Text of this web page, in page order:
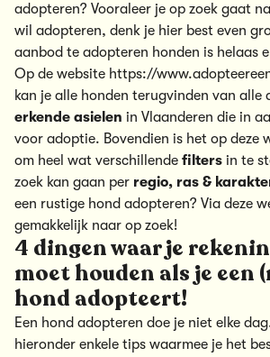
adopteren? Vooraleer je op zoek gaat
wil adopteren, denk je hier best even
aanbod te adopteren honden is helaas
Op de website https://
kan je alle honden terugvinden van alle
erkende asielen in Vlaanderen die in
voor adoptie. Bovendien is het op deze
om heel wat verschillende filters in te
zoek kan gaan per regio, ras &
een rustige hond adopteren? Via deze
gemakkelijk naar op zoek!
4 dingen waar je
moet houden als je een
hond adopteert!
Een hond adopteren doe je niet elke
hieronder enkele tips waarmee je het